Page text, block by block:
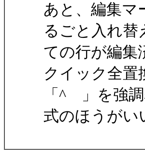
あと、編集マ
るごと入れ替
ての行が編集
クイック全置
「^ 」を強
式のほうがい